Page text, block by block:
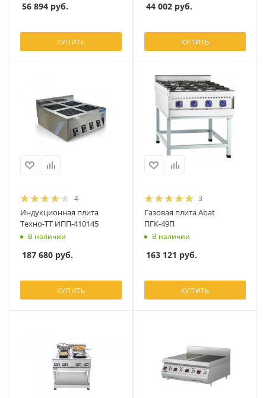
56 894 руб.
КУПИТЬ
44 002 руб.
КУПИТЬ
4
Индукционная плита
Техно-ТТ ИПП-410145
В наличии
187 680 руб.
КУПИТЬ
3
Газовая плита Abat
ПГК-49П
В наличии
163 121 руб.
КУПИТЬ